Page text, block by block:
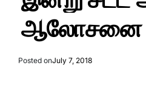
ஆலோசனை
Posted onJuly 7, 2018